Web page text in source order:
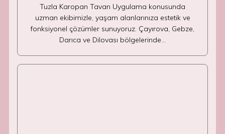
Tuzla Karopan Tavan Uygulama konusunda
uzman ekibimizle, yaşam alanlarınıza estetik ve
fonksiyonel çözümler sunuyoruz. Çayırova, Gebze,
Darıca ve Dilovası bölgelerinde…